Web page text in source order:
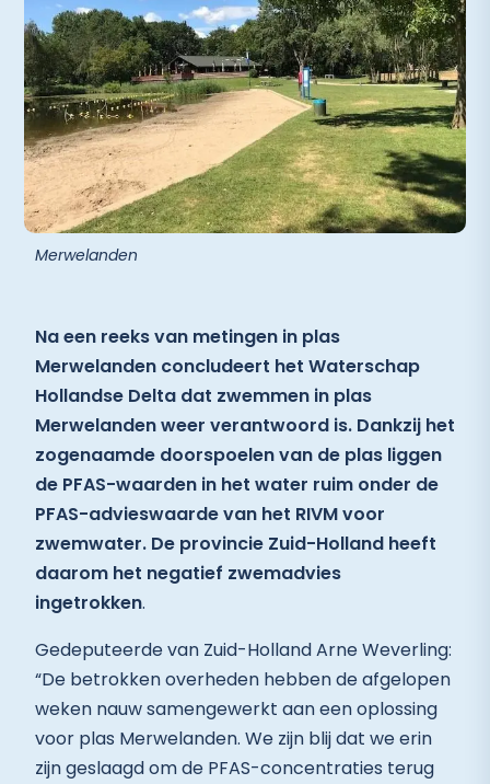
Merwelanden
Na een reeks van metingen in plas
Merwelanden concludeert het Waterschap
Hollandse Delta dat zwemmen in plas
Merwelanden weer verantwoord is. Dankzij het
zogenaamde doorspoelen van de plas liggen
de PFAS-waarden in het water ruim onder de
PFAS-advieswaarde van het RIVM voor
zwemwater. De provincie Zuid-Holland heeft
daarom het negatief zwemadvies
ingetrokken.
Gedeputeerde van Zuid-Holland Arne Weverling:
“De betrokken overheden hebben de afgelopen
weken nauw samengewerkt aan een oplossing
voor plas Merwelanden. We zijn blij dat we erin
zijn geslaagd om de PFAS-concentraties terug